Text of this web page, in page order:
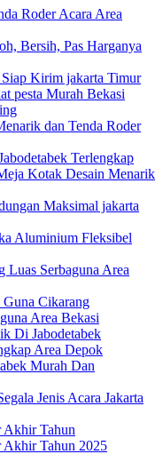
Roder Acara Area
Bersih, Pas Harganya
Kirim jakarta Timur
pesta Murah Bekasi
dan Tenda Roder
Terlengkap
Kotak Desain Menarik
Maksimal jakarta
Aluminium Fleksibel
Luas Serbaguna Area
Guna Cikarang
Area Bekasi
Di Jabodetabek
Area Depok
Murah Dan
Jenis Acara Jakarta
Akhir Tahun
Akhir Tahun 2025